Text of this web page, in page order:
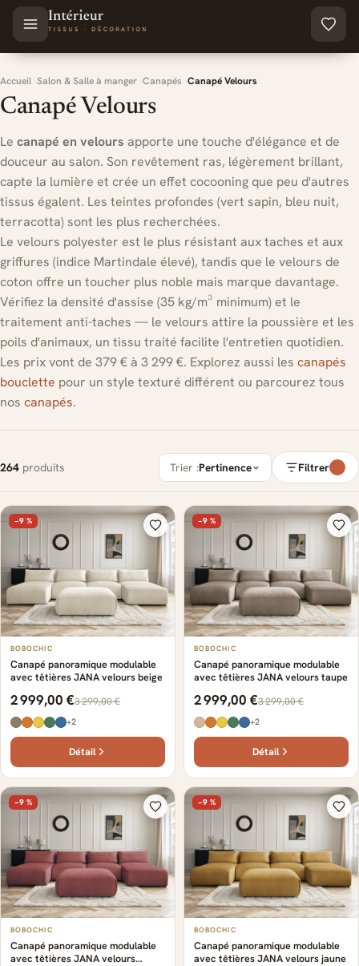
Aller au contenu principal
Accueil Salon & Salle à manger Canapés Canapé Velours
Canapé Velours
Le canapé en velours apporte une touche d'élégance et de
douceur au salon. Son revêtement ras, légèrement brillant,
capte la lumière et crée un effet cocooning que peu d'autres
tissus égalent. Les teintes profondes (vert sapin, bleu nuit,
terracotta) sont les plus recherchées.
Le velours polyester est le plus résistant aux taches et aux
griffures (indice Martindale élevé), tandis que le velours de
coton offre un toucher plus noble mais marque davantage.
Vérifiez la densité d'assise (35 kg/m³ minimum) et le
traitement anti-taches — le velours attire la poussière et les
poils d'animaux, un tissu traité facilite l'entretien quotidien.
Les prix vont de 379 € à 3 299 €. Explorez aussi les canapés
bouclette pour un style texturé différent ou parcourez tous
nos canapés.
264 produits Trier :Pertinence Filtrer
−9 %
BOBOCHIC
Canapé panoramique modulable
avec têtières JANA velours beige
2 999,00 €3 299,00 €
+2
Détail
−9 %
BOBOCHIC
Canapé panoramique modulable
avec têtières JANA velours taupe
2 999,00 €3 299,00 €
+2
Détail
−9 %
BOBOCHIC
Canapé panoramique modulable
avec têtières JANA velours
−9 %
BOBOCHIC
Canapé panoramique modulable
avec têtières JANA velours jaune